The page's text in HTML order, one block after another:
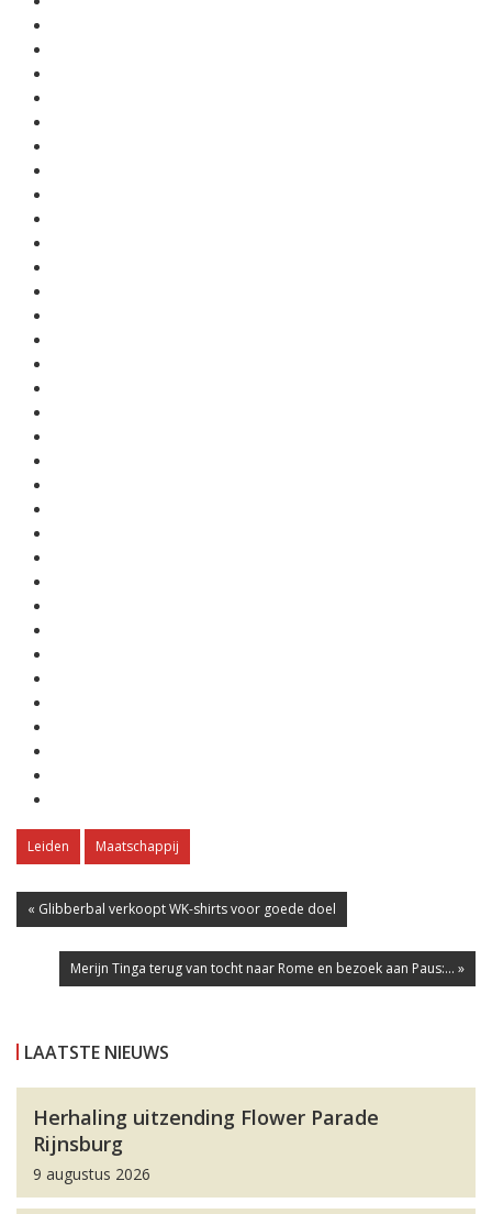
Leiden Maatschappij
« Glibberbal verkoopt WK-shirts voor goede doel
Merijn Tinga terug van tocht naar Rome en bezoek aan Paus:... »
LAATSTE NIEUWS
Herhaling uitzending Flower Parade
Rijnsburg
9 augustus 2026